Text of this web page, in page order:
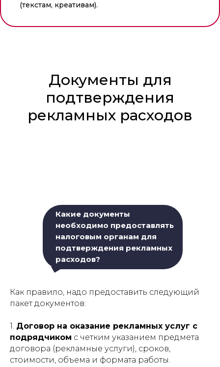
(текстам, креативам).
Документы для
подтверждения
рекламных расходов
Какие документы
необходимо предоставлять
налоговым органам для
подтверждения рекламных
расходов?
Как правило, надо предоставить следующий
пакет документов:
1. Договор на оказание рекламных услуг с
подрядчиком с четким указанием предмета
договора (рекламные услуги), сроков,
стоимости, объема и формата работы.